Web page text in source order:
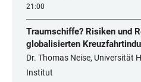
21:00
Traumschiffe? Risiken und
globalisierten
Dr. Thomas Neise, Universität
Institut